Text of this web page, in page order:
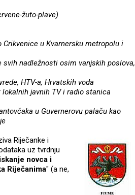
žuto-plave)
Crikvenice u Kvarnersku metropolu i
nadležnosti osim vanjskih poslova,
HTV-a, Hrvatskih voda
javnih TV i radio stanica
u Guvernerovu palaču kao
Riječanke i
uz tvrdnju
novca i
Riječanima" (a ne,